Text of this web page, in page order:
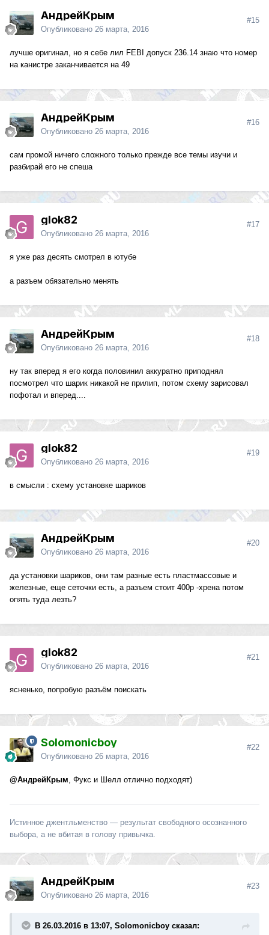
АндрейКрым
Опубликовано 26 марта, 2016
#15
лучше оригинал, но я себе лил FEBI допуск 236.14 знаю что номер
на канистре заканчивается на 49
АндрейКрым
Опубликовано 26 марта, 2016
#16
сам промой ничего сложного только прежде все темы изучи и
разбирай его не спеша
glok82
Опубликовано 26 марта, 2016
#17
я уже раз десять смотрел в ютубе
а разъем обязательно менять
АндрейКрым
Опубликовано 26 марта, 2016
#18
ну так вперед я его когда половинил аккуратно приподнял
посмотрел что шарик никакой не прилип, потом схему зарисовал
пофотал и вперед....
glok82
Опубликовано 26 марта, 2016
#19
в смысли : схему установке шариков
АндрейКрым
Опубликовано 26 марта, 2016
#20
да установки шариков, они там разные есть пластмассовые и
железные, еще сеточки есть, а разъем стоит 400р -хрена потом
опять туда лезть?
glok82
Опубликовано 26 марта, 2016
#21
ясненько, попробую разъём поискать
Solomonicboy
Опубликовано 26 марта, 2016
#22
@АндрейКрым, Фукс и Шелл отлично подходят)
Истинное джентльменство — результат свободного осознанного
выбора, а не вбитая в голову привычка.
АндрейКрым
Опубликовано 26 марта, 2016
#23
В 26.03.2016 в 13:07, Solomonicboy сказал: